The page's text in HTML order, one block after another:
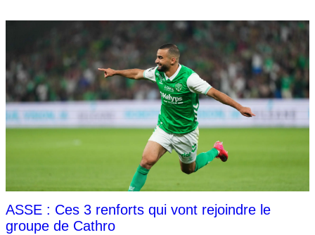
ASSE : Ces 3 renforts qui vont rejoindre le
groupe de Cathro